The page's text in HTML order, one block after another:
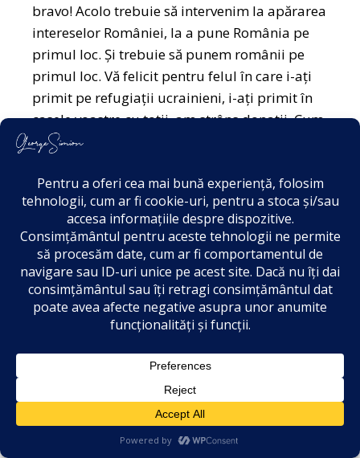
bravo! Acolo trebuie să intervenim la apărarea
intereselor României, la a pune România pe
primul loc. Și trebuie să punem românii pe
primul loc. Vă felicit pentru felul în care i-ați
primit pe refugiații ucrainieni, i-ați primit în
casele voastre cu toții, am strâns donații. Cum
am făcut și la Pechea. Dar nu e posibil un
copil ucrainian 3.600 de lei. Niciun produs
agricol din afara Uniunii Europene nu va intra
în România cât eu voi fi președinte. Ce-i de
ajuns, e de ajuns!
Au mai rămas două săptămâni și pe această
ultimă sută de metri vă rog să mergeți din ușă
în ușă, din localitate în localitate și să le
care le vom realiza atunci când vom avea
puterea. Trebuie să avem puterea să-i ajutăm.
Noi nu avem capacitatea adversarilor de a
plăti televiziuni, de abia o să intru acum, de la
9, dacă o să stați cu mine mai puțin, în 16
2